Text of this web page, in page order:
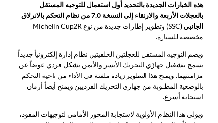
هذه الخيارات الجديدة بالتحديد أول استعمال للتوجيه المستقل
بالعجلات الأربعة والارتقاء إلى النسخة 7.0 من نظام التحكم بالانزلاق
الجانبي (
SSC) وتطوير إطارات جديدة من نوع Michelin Cup2R
مخصصة للسيارة.
ويضم التوجيه المستقل للعجلتين الخلفيتين نظام إدارة إلكترونياً جديداً
يسمح بتشغيل جهازَي التحريك الأيسر والأيمن بشكل فردي عوضاً عن
مزامنتهما. ويمنح هذا التطوير زيادة ملفتة في الأداء من ناحية التحكم
بالوضعية المطلوبة من جهازي التحريك الفرديين ويمنح أيضاً أزمان
استجابة أسرع.
ويولي هذا النظام الأولوية لاستجابة المحور الأمامي لتوجيهات المقود،